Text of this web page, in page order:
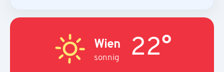
Wien
sonnig 22°